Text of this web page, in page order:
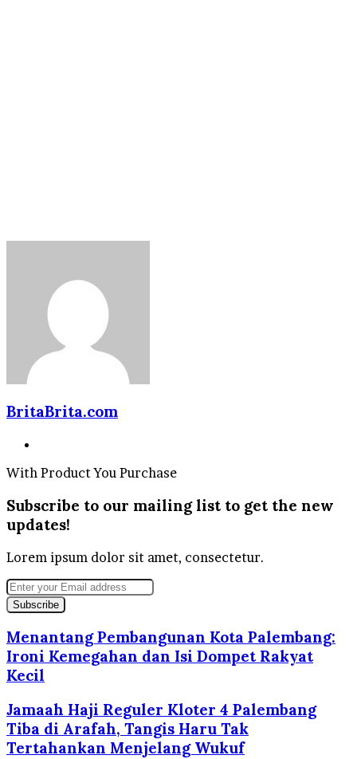
BritaBrita.com
With Product You Purchase
Subscribe to our mailing list to get the new
updates!
Lorem ipsum dolor sit amet, consectetur.
Enter
your
Email
address
Menantang Pembangunan Kota Palembang:
Ironi Kemegahan dan Isi Dompet Rakyat
Kecil
Jamaah Haji Reguler Kloter 4 Palembang
Tiba di Arafah, Tangis Haru Tak
Tertahankan Menjelang Wukuf